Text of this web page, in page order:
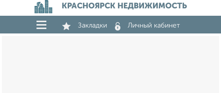
КРАСНОЯРСК НЕДВИЖИМОСТЬ
Закладки Личный кабинет